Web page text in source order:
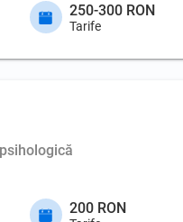
250-300 RON
Tarife
200 RON